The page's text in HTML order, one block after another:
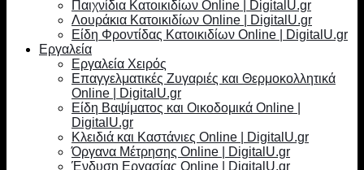
Παιχνίδια Κατοικιδίων Online | DigitalU.gr
Λουράκια Κατοικιδίων Online | DigitalU.gr
Είδη Φροντίδας Κατοικιδίων Online | DigitalU.gr
Εργαλεία
Εργαλεία Χειρός
Επαγγελματικές Ζυγαριές και Θερμοκολλητικά
Online | DigitalU.gr
Είδη Βαψίματος και Οικοδομικά Online |
DigitalU.gr
Κλειδιά και Καστάνιες Online | DigitalU.gr
Όργανα Μέτρησης Online | DigitalU.gr
Ένδυση Εργασίας Online | DigitalU.gr